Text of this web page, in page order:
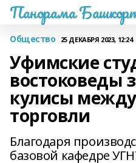
Панорама
Общество 25 ДЕКАБРЯ 2023, 12:24
Уфимские
востоковеды
кулисы
торговли
Благодаря
базовой кафедре